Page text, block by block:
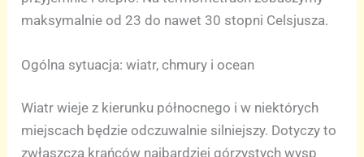
maksymalnie od 23 do nawet 30 stopni Celsjusza.
Ogólna sytuacja: wiatr, chmury i ocean
Wiatr wieje z kierunku północnego i w niektórych
miejscach będzie odczuwalnie silniejszy. Dotyczy to
zwłaszcza krańców najbardziej górzystych wysp